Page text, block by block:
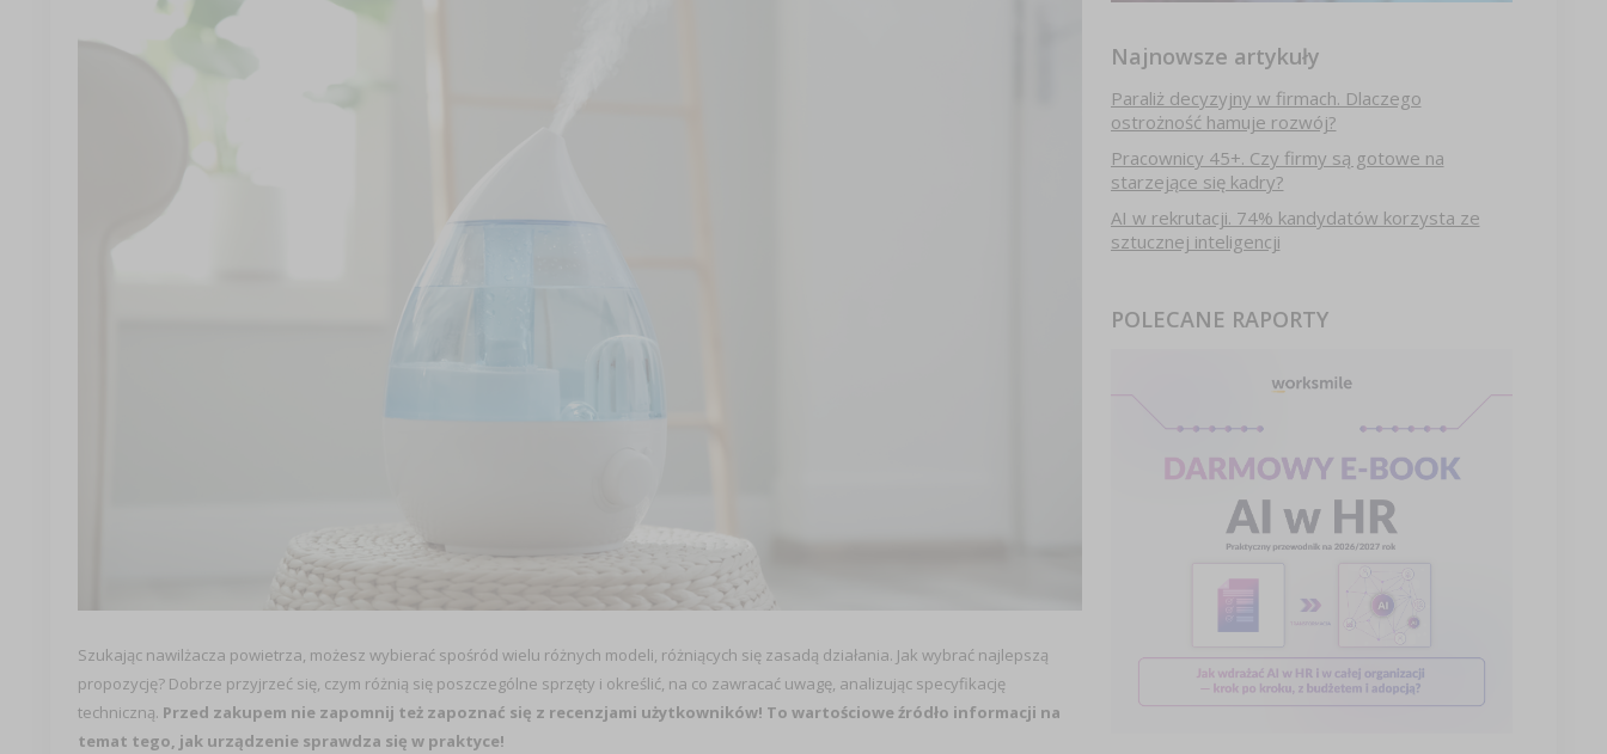
Szukając nawilżacza powietrza, możesz wybierać spośród wielu różnych modeli, różniących się zasadą działania. Jak wybrać najlepszą
propozycję? Dobrze przyjrzeć się, czym różnią się poszczególne sprzęty i określić, na co zawracać uwagę, analizując specyfikację
techniczną. Przed zakupem nie zapomnij też zapoznać się z recenzjami użytkowników! To wartościowe źródło informacji na
temat tego, jak urządzenie sprawdza się w praktyce!
Najnowsze artykuły
Paraliż decyzyjny w firmach. Dlaczego
ostrożność hamuje rozwój?
Pracownicy 45+. Czy firmy są gotowe na
starzejące się kadry?
AI w rekrutacji. 74% kandydatów korzysta ze
sztucznej inteligencji
POLECANE RAPORTY